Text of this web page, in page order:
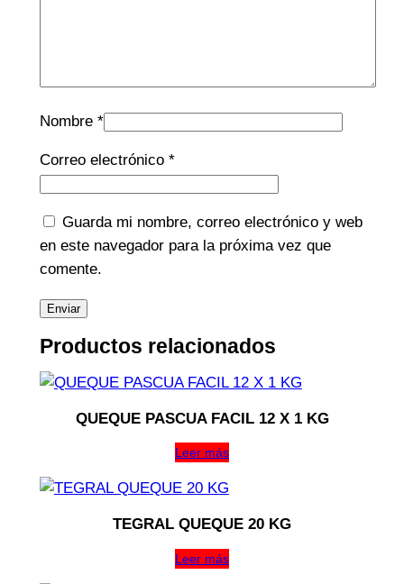
Nombre *
Correo electrónico *
Guarda mi nombre, correo electrónico y web
en este navegador para la próxima vez que
comente.
Productos relacionados
QUEQUE PASCUA FACIL 12 X 1 KG
Leer más
TEGRAL QUEQUE 20 KG
Leer más